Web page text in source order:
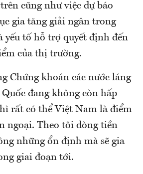
cũng như việc dự báo
gia tăng giải ngân trong
yếu tố hỗ trợ quyết định đến
của thị trường.
Chứng khoán các nước láng
đang không còn hấp
rất có thể Việt Nam là điểm
ngoại. Theo tôi dòng tiền
những ổn định mà sẽ gia
giai đoạn tới.